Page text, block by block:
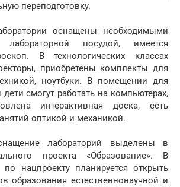
переподготовку.
оснащены необходимыми
посудой, имеется
В технологических классах
приобретены комплекты для
ноутбуки. В помещении для
смогут работать на компьютерах,
интерактивная доска, есть
оптикой и механикой.
лабораторий выделены в
проекта «Образование». В
нацпроекту планируется открыть
образования естественнонаучной и